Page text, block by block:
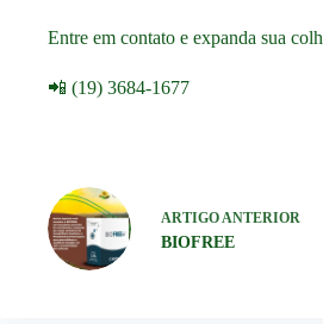
Entre em contato e expanda sua
📲 (19) 3684-1677
ARTIGO ANTERIOR
BIOFREE